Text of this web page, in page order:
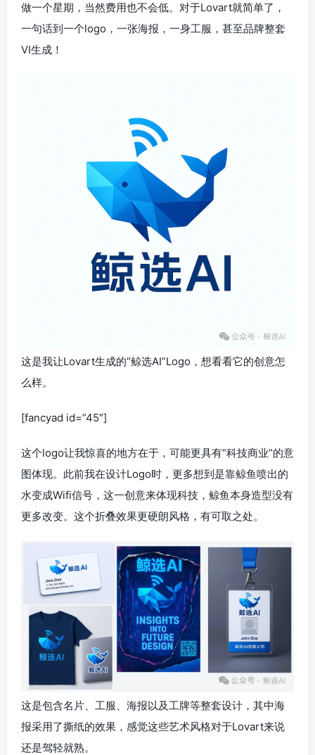
做一个星期，当然费用也不会低。对于Lovart就简单了，
一句话到一个logo，一张海报，一身工服，甚至品牌整套
VI生成！
这是我让Lovart生成的“鲸选AI”Logo，想看看它的创意怎
么样。
[fancyad id=”45″]
这个logo让我惊喜的地方在于，可能更具有“科技商业”的意
图体现。此前我在设计Logo时，更多想到是靠鲸鱼喷出的
水变成Wifi信号，这一创意来体现科技，鲸鱼本身造型没有
更多改变。这个折叠效果更硬朗风格，有可取之处。
这是包含名片、工服、海报以及工牌等整套设计，其中海
报采用了撕纸的效果，感觉这些艺术风格对于Lovart来说
还是驾轻就熟。